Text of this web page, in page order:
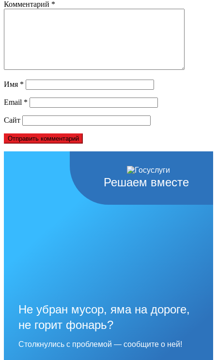
Комментарий *
Имя *
Email *
Сайт
Решаем вместе
Не убран мусор, яма на дороге,
не горит фонарь?
Столкнулись с проблемой — сообщите о ней!